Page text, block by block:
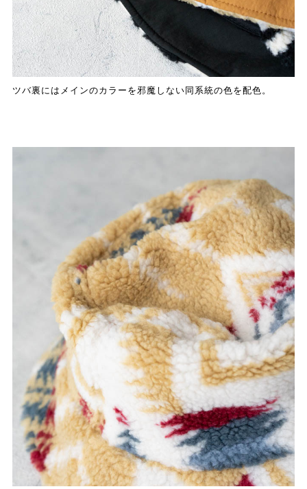
ツバ裏にはメインのカラーを邪魔しない同系統の色を配色。